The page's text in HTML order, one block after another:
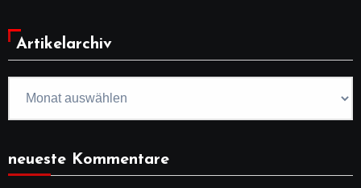
Artikelarchiv
neueste Kommentare